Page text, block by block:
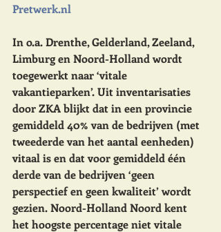
Pretwerk.nl
In o.a. Drenthe, Gelderland, Zeeland,
Limburg en Noord-Holland wordt
toegewerkt naar ‘vitale
vakantieparken’. Uit inventarisaties
door ZKA blijkt dat in een provincie
gemiddeld 40% van de bedrijven (met
tweederde van het aantal eenheden)
vitaal is en dat voor gemiddeld één
derde van de bedrijven ‘geen
perspectief en geen kwaliteit’ wordt
gezien. Noord-Holland Noord kent
het hoogste percentage niet vitale